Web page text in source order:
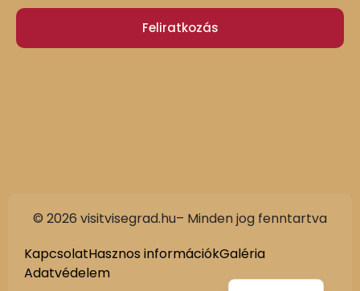
Feliratkozás
© 2026 visitvisegrad.hu– Minden jog fenntartva
KapcsolatHasznos információkGaléria
Adatvédelem
German
Slovak